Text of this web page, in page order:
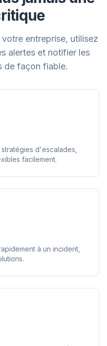
entreprise, utilisez
alertes et notifier les
de façon fiable.
d'escalades,
facilement.
à un incident,